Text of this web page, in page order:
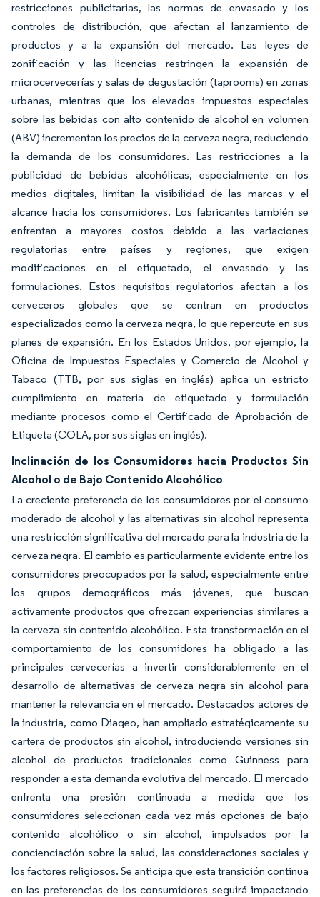
restricciones publicitarias, las normas de envasado y los
controles de distribución, que afectan al lanzamiento de
productos y a la expansión del mercado. Las leyes de
zonificación y las licencias restringen la expansión de
microcervecerías y salas de degustación (taprooms) en zonas
urbanas, mientras que los elevados impuestos especiales
sobre las bebidas con alto contenido de alcohol en volumen
(ABV) incrementan los precios de la cerveza negra, reduciendo
la demanda de los consumidores. Las restricciones a la
publicidad de bebidas alcohólicas, especialmente en los
medios digitales, limitan la visibilidad de las marcas y el
alcance hacia los consumidores. Los fabricantes también se
enfrentan a mayores costos debido a las variaciones
regulatorias entre países y regiones, que exigen
modificaciones en el etiquetado, el envasado y las
formulaciones. Estos requisitos regulatorios afectan a los
cerveceros globales que se centran en productos
especializados como la cerveza negra, lo que repercute en sus
planes de expansión. En los Estados Unidos, por ejemplo, la
Oficina de Impuestos Especiales y Comercio de Alcohol y
Tabaco (TTB, por sus siglas en inglés) aplica un estricto
cumplimiento en materia de etiquetado y formulación
mediante procesos como el Certificado de Aprobación de
Etiqueta (COLA, por sus siglas en inglés).
Inclinación de los Consumidores hacia Productos Sin
Alcohol o de Bajo Contenido Alcohólico
La creciente preferencia de los consumidores por el consumo
moderado de alcohol y las alternativas sin alcohol representa
una restricción significativa del mercado para la industria de la
cerveza negra. El cambio es particularmente evidente entre los
consumidores preocupados por la salud, especialmente entre
los grupos demográficos más jóvenes, que buscan
activamente productos que ofrezcan experiencias similares a
la cerveza sin contenido alcohólico. Esta transformación en el
comportamiento de los consumidores ha obligado a las
principales cervecerías a invertir considerablemente en el
desarrollo de alternativas de cerveza negra sin alcohol para
mantener la relevancia en el mercado. Destacados actores de
la industria, como Diageo, han ampliado estratégicamente su
cartera de productos sin alcohol, introduciendo versiones sin
alcohol de productos tradicionales como Guinness para
responder a esta demanda evolutiva del mercado. El mercado
enfrenta una presión continuada a medida que los
consumidores seleccionan cada vez más opciones de bajo
contenido alcohólico o sin alcohol, impulsados por la
concienciación sobre la salud, las consideraciones sociales y
los factores religiosos. Se anticipa que esta transición continua
en las preferencias de los consumidores seguirá impactando